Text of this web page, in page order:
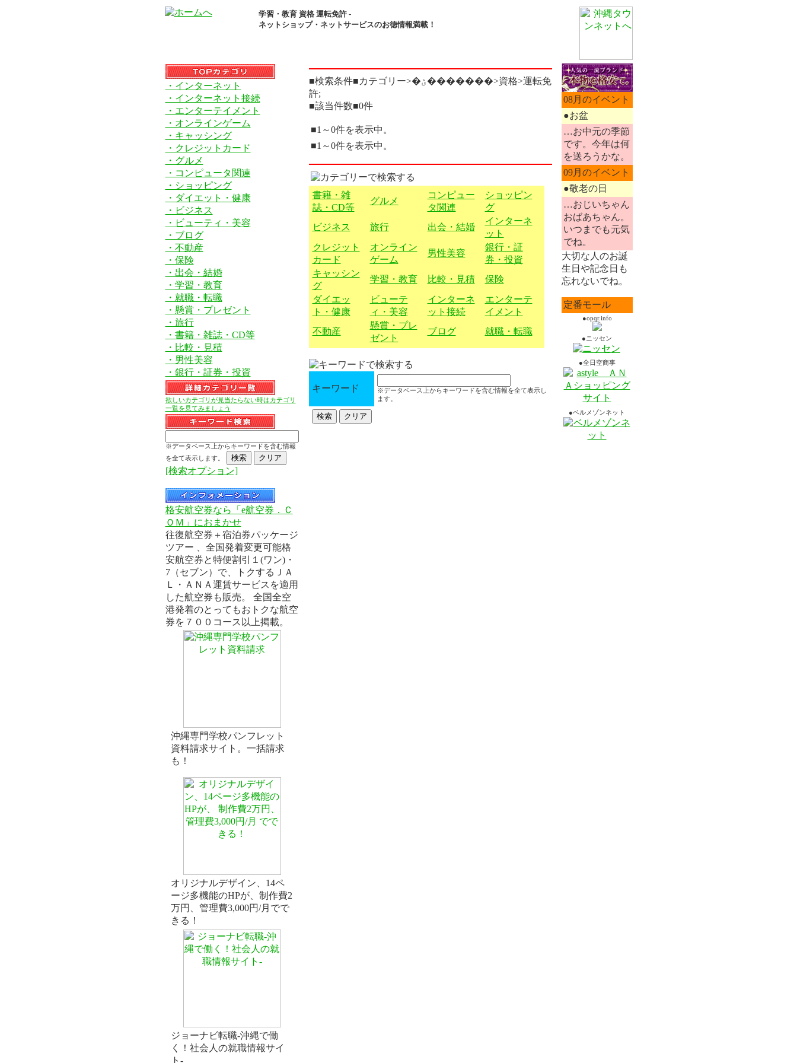
学習・教育 資格 運転免許 -
ネットショップ・ネットサービスのお徳情報満載！
・インターネット
・インターネット接続
・エンターテイメント
・オンラインゲーム
・キャッシング
・クレジットカード
・グルメ
・コンピュータ関連
・ショッピング
・ダイエット・健康
・ビジネス
・ビューティ・美容
・ブログ
・不動産
・保険
・出会・結婚
・学習・教育
・就職・転職
・懸賞・プレゼント
・旅行
・書籍・雑誌・CD等
・比較・見積
・男性美容
・銀行・証券・投資
欲しいカテゴリが見当たらない時はカテゴリ
一覧を見てみましょう
※データベース上からキーワードを含む情報
を全て表示します。
[検索オプション]
格安航空券なら「e航空券．Ｃ
ＯＭ」におまかせ
往復航空券＋宿泊券パッケージ
ツアー 、全国発着変更可能格
安航空券と特便割引１(ワン)・
7（セブン）で、トクするＪＡ
Ｌ・ＡＮＡ運賃サービスを適用
した航空券も販売。 全国全空
港発着のとってもおトクな航空
券を７００コース以上掲載。
沖縄専門学校パンフレット
資料請求サイト。一括請求
も！
オリジナルデザイン、14ペ
ージ多機能のHPが、制作費2
万円、管理費3,000円/月でで
きる！
ジョーナビ転職-沖縄で働
く！社会人の就職情報サイ
ト-
■検索条件■カテゴリー>�ؽ�������>資格>運転免
許;
■該当件数■0件
■1～0件を表示中。
■1～0件を表示中。
書籍・雑
誌・CD等
グルメ
コンピュー
タ関連
ショッピン
グ
ビジネス
旅行 出会・結婚
インターネ
ット
クレジット
カード
オンライン
ゲーム
男性美容
銀行・証
券・投資
キャッシン
グ
学習・教育 比較・見積
保険
ダイエッ
ト・健康
ビューテ
ィ・美容
インターネ
ット接続
エンターテ
イメント
不動産
懸賞・プレ
ゼント
ブログ 就職・転職
キーワード
※データベース上からキーワードを含む情報を全て表示し
ます。
08月のイベント
●お盆
…お中元の季節
です。今年は何
を送ろうかな。
09月のイベント
●敬老の日
…おじいちゃん
おばあちゃん。
いつまでも元気
でね。
大切な人のお誕
生日や記念日も
忘れないでね。
定番モール
●opqr.info
●ニッセン
●全日空商事
●ベルメゾンネット